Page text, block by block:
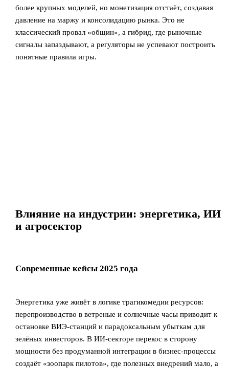
более крупных моделей, но монетизация отстаёт, создавая
давление на маржу и консолидацию рынка. Это не
классический провал «общин», а гибрид, где рыночные
сигналы запаздывают, а регуляторы не успевают построить
понятные правила игры.
Влияние на индустрии: энергетика, ИИ
и агросектор
Современные кейсы 2025 года
Энергетика уже живёт в логике трагикомедии ресурсов:
перепроизводство в ветреные и солнечные часы приводит к
остановке ВИЭ‑станций и парадоксальным убыткам для
зелёных инвесторов. В ИИ‑секторе перекос в сторону
мощности без продуманной интеграции в бизнес‑процессы
создаёт «зоопарк пилотов», где полезных внедрений мало, а